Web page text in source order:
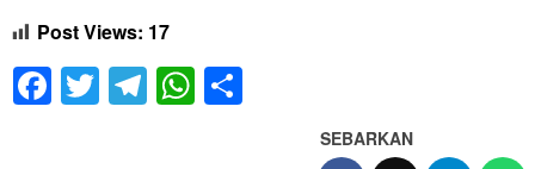
Post Views: 17
Facebook
Twitter
Telegram
WhatsApp
SEBARKAN